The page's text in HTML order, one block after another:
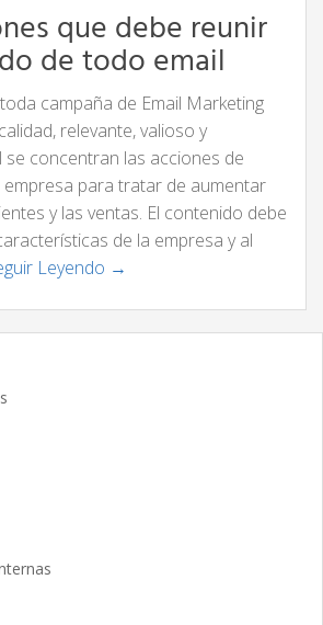
que debe reunir
de todo email
campaña de Email Marketing
relevante, valioso y
se concentran las acciones de
empresa para tratar de aumentar
y las ventas. El contenido debe
de la empresa y al
Leyendo →